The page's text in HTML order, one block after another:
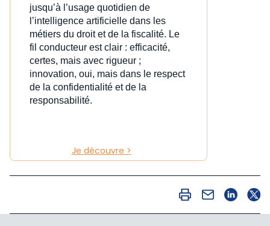
jusqu’à l’usage quotidien de
l’intelligence artificielle dans les
métiers du droit et de la fiscalité. Le
fil conducteur est clair : efficacité,
certes, mais avec rigueur ;
innovation, oui, mais dans le respect
de la confidentialité et de la
responsabilité.
Je découvre >